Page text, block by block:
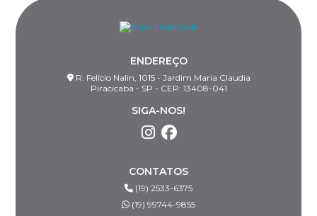
ENDEREÇO
R. Felício Nalin, 1015 - Jardim Maria Claudia
Piracicaba - SP - CEP: 13408-041
SIGA-NOS!
CONTATOS
(19) 2533-6375
(19) 99744-9855